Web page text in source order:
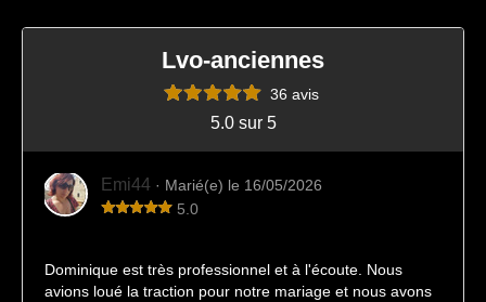
Lvo-anciennes
36 avis
5.0 sur 5
Emi44 · Marié(e) le 16/05/2026
5.0
Dominique est très professionnel et à l'écoute. Nous
avions loué la traction pour notre mariage et nous avons